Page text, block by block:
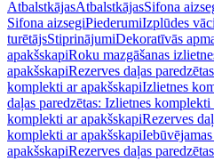
AtbalstkājasAtbalstkājasSifona
Sifona aizsegiPiederumiIzplūdes
turētājsStiprinājumiDekoratīvās
apakšskapiRoku mazgāšanas
apakšskapiRezerves daļas
komplekti ar apakšskapiIzlietnes
daļas paredzētas: Izlietnes komplekti
komplekti ar apakšskapiRezerves
komplekti ar apakšskapi
apakšskapiRezerves daļas